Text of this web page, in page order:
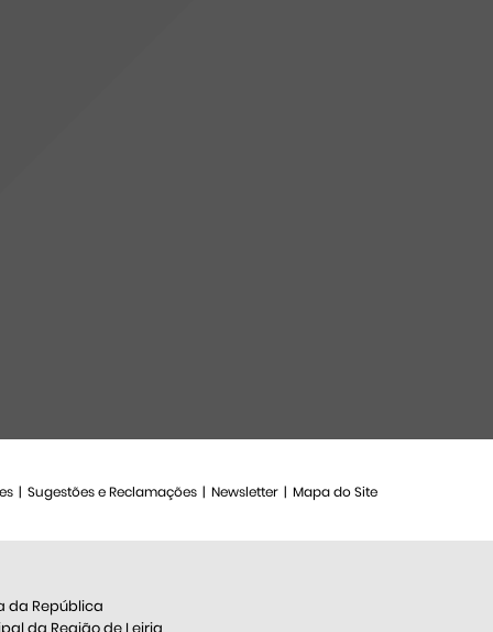
Sugestões e Reclamações Newsletter Mapa do Site
da República